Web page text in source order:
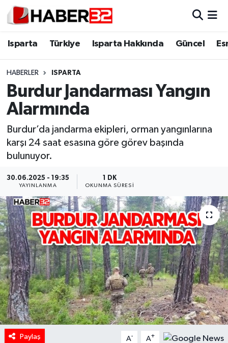
Isparta Türkiye Isparta Hakkında Güncel
HABERLER ISPARTA
Burdur Jandarması Yangın
Alarmında
Burdur’da jandarma ekipleri, orman yangınlarına
karşı 24 saat esasına göre görev başında
bulunuyor.
30.06.2025 - 19:35
YAYINLANMA
1 DK
OKUNMA SÜRESI
Paylaş A- A+
Isparta
Esnaf Diyor ki;
ASAYİŞ
BİLİM VE TEKNOLOJİ
GENEL
Güncel
HABERDE İNSAN
İlginç
KÜLTÜR SANAT
MAGAZİN
Isparta Nöbetçi Eczaneler
Isparta Trafik Yoğunluk Haritası
Süper Lig Puan Durumu ve Fikstür
Tüm Manşetler
Haber Arşivi